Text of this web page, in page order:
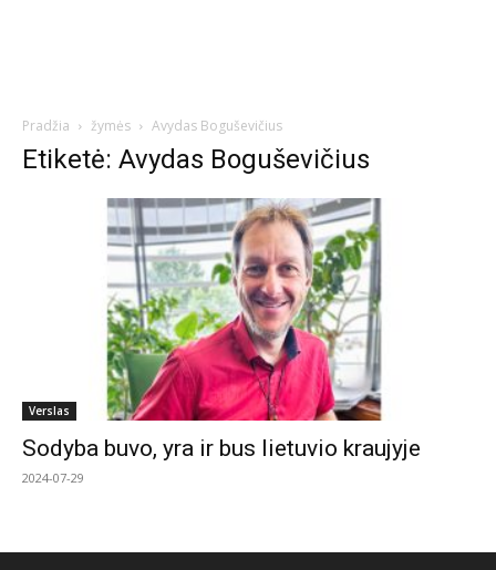
Pradžia žymės Avydas Boguševičius
Etiketė: Avydas Boguševičius
Verslas
Sodyba buvo, yra ir bus lietuvio kraujyje
2024-07-29